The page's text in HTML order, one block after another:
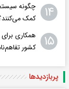
۱۴
چگونه
کمک
۱۵
همکاری
کشور
پربازدید‌ها